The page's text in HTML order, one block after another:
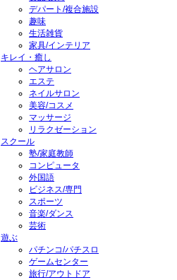
デパート/複合施設
趣味
生活雑貨
家具/インテリア
キレイ・癒し
ヘアサロン
エステ
ネイルサロン
美容/コスメ
マッサージ
リラクゼーション
スクール
塾/家庭教師
コンピュータ
外国語
ビジネス/専門
スポーツ
音楽/ダンス
芸術
遊ぶ
パチンコ/パチスロ
ゲームセンター
旅行/アウトドア